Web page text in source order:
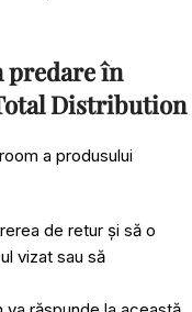
predare în
Distribution
a produsului
de retur și să o
vizat sau să